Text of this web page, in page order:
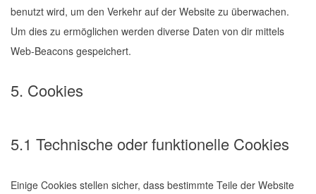
benutzt wird, um den Verkehr auf der Website zu überwachen.
Um dies zu ermöglichen werden diverse Daten von dir mittels
Web-Beacons gespeichert.
5. Cookies
5.1 Technische oder funktionelle Cookies
Einige Cookies stellen sicher, dass bestimmte Teile der Website